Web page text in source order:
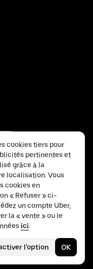
cookies tiers pour
pertinentes et
grâce à la
localisation. Vous
cookies en
« Refuser » ci-
un compte Uber,
la « vente » ou le
ici.
l'option OK